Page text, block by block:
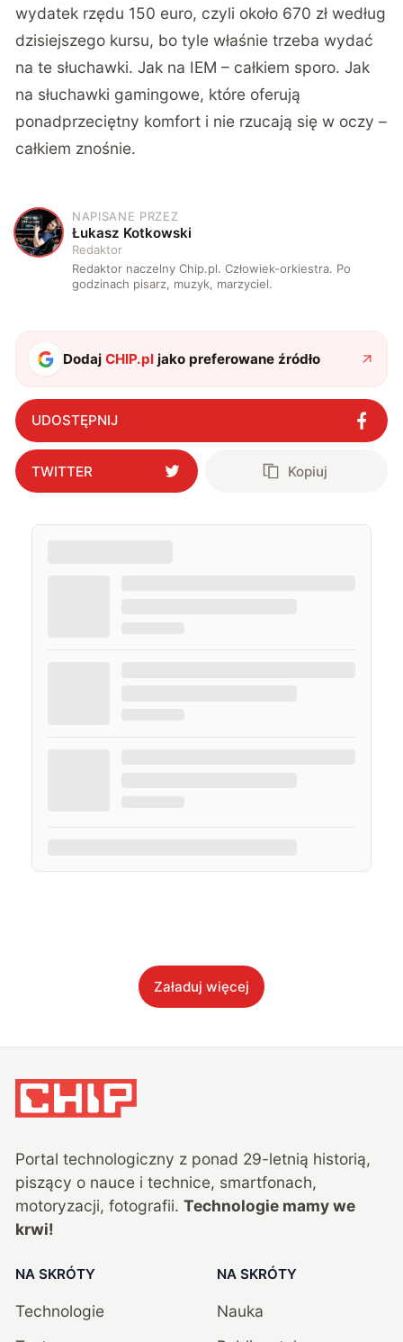
wydatek rzędu 150 euro, czyli około 670 zł według
dzisiejszego kursu, bo tyle właśnie trzeba wydać
na te słuchawki. Jak na IEM – całkiem sporo. Jak
na słuchawki gamingowe, które oferują
ponadprzeciętny komfort i nie rzucają się w oczy –
całkiem znośnie.
Ł
NAPISANE PRZEZ
Łukasz Kotkowski
Redaktor
Redaktor naczelny Chip.pl. Człowiek-orkiestra. Po
godzinach pisarz, muzyk, marzyciel.
DodajCHIP.pl jako preferowane źródło
UDOSTĘPNIJ
TWITTER Kopiuj
Załaduj więcej
Portal technologiczny z ponad 29-letnią historią,
piszący o nauce i technice, smartfonach,
motoryzacji, fotografii. Technologie mamy we
krwi!
NA SKRÓTY
Technologie
NA SKRÓTY
Nauka